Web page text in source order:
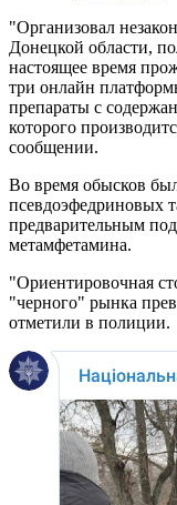
"Организовал
Донецкой области,
настоящее время
три онлайн
препараты с
которого
сообщении.
Во время обысков
псевдоэфедриновых
предварительным
метамфетамина.
"Ориентировочная
"черного" рынка
отметили в полиции.